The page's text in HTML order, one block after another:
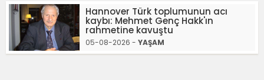
Hannover Türk toplumunun acı
kaybı: Mehmet Genç Hakk'ın
rahmetine kavuştu
05-08-2026 - YAŞAM